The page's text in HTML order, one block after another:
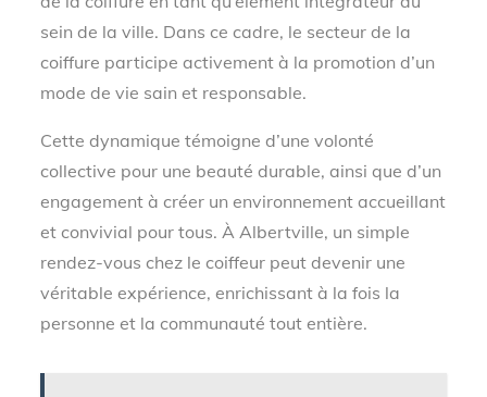
sein de la ville. Dans ce cadre, le secteur de la
coiffure participe activement à la promotion d’un
mode de vie sain et responsable.
Cette dynamique témoigne d’une volonté
collective pour une beauté durable, ainsi que d’un
engagement à créer un environnement accueillant
et convivial pour tous. À Albertville, un simple
rendez-vous chez le coiffeur peut devenir une
véritable expérience, enrichissant à la fois la
personne et la communauté tout entière.